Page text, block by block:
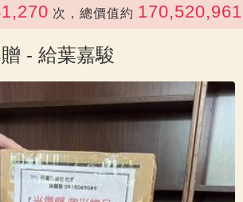
次，總價值約 170,520,961 元
- 給葉嘉駿